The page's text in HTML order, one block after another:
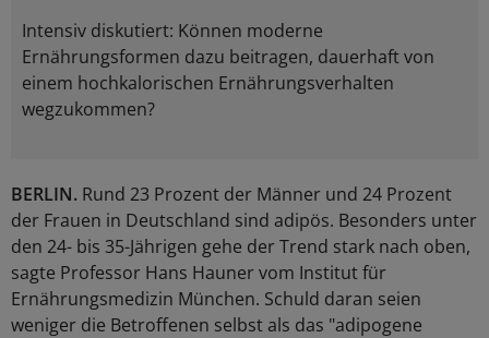
Intensiv diskutiert: Können moderne
Ernährungsformen dazu beitragen, dauerhaft von
einem hochkalorischen Ernährungsverhalten
wegzukommen?
BERLIN. Rund 23 Prozent der Männer und 24 Prozent
der Frauen in Deutschland sind adipös. Besonders unter
den 24- bis 35-Jährigen gehe der Trend stark nach oben,
sagte Professor Hans Hauner vom Institut für
Ernährungsmedizin München. Schuld daran seien
weniger die Betroffenen selbst als das "adipogene